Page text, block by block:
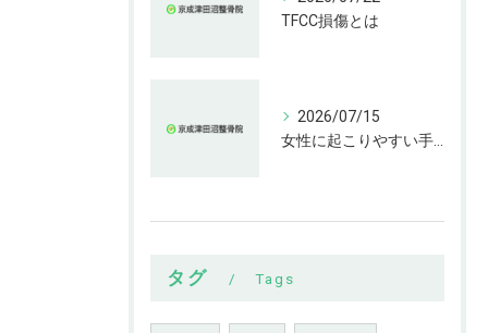
TFCC損傷とは
2026/07/15
タグ Tags